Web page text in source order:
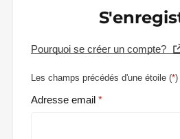
Pourquoi se créer un compte?
Les champs précédés d'une étoile (*)
Adresse email